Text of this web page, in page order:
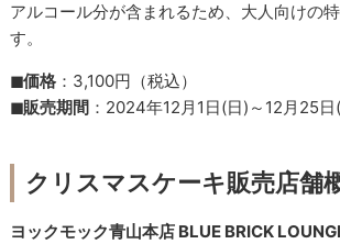
アルコール分が含まれるため、大人向けの
す。
◼︎価格 ：3,100円（税込）
◼︎販売期間 ：2024年12月1日(日)～12月25日
クリスマスケーキ販売店舗
ヨックモック青山本店 BLUE BRICK